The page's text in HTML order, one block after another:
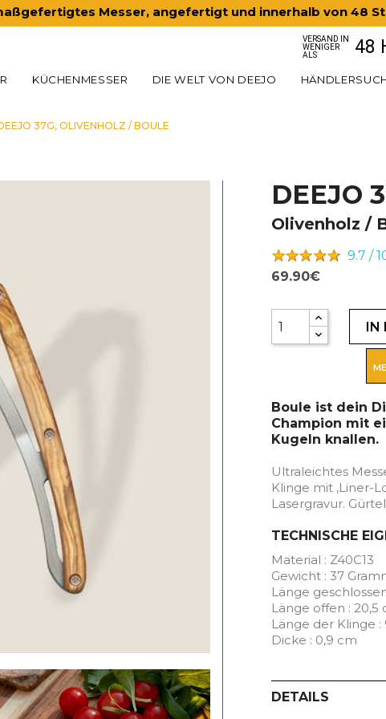
Messer, angefertigt und innerhalb von 48
KÜCHENMESSER DIE WELT VON DEEJO
VERSAND IN
WENIGER
ALS
48
37G, OLIVENHOLZ / BOULE
DEEJO
Olivenholz /
9.7 /
69.90€
IN
Boule ist dein
Champion mit
Kugeln knallen.
Ultraleichtes
Klinge mit ‚Liner-
Lasergravur.
TECHNISCHE
Material : Z40C13
Gewicht : 37
Länge
Länge offen : 20,5
Länge der Klinge :
Dicke : 0,9 cm
DETAILS